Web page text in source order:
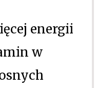
energii
w